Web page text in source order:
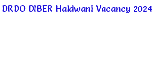
DRDO DIBER Haldwani Vacancy 2024